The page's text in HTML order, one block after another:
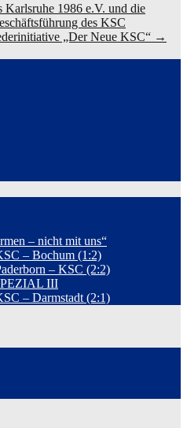
1986 e.V. und die
des KSC
„Der Neue KSC“ →
– nicht mit uns“
– Bochum (1:2)
– KSC (2:2)
III
– Darmstadt (2:1)